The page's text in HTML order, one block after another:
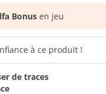
Bonus en jeu
à ce produit !
de traces